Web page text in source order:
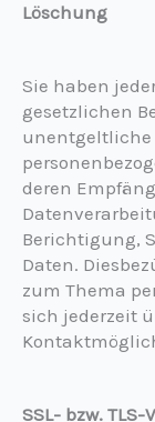
Löschung
Sie haben
gesetzlichen
unentgeltliche
deren
Berichtigung,
Daten.
zum Thema
sich jederzeit
SSL- bzw.